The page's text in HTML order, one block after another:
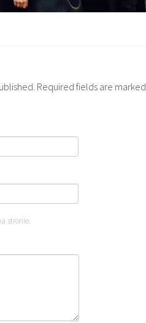
Required fields are marked
stronie.